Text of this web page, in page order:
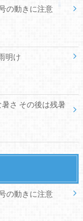
の動きに注意
明け
さ その後は残暑
の動きに注意